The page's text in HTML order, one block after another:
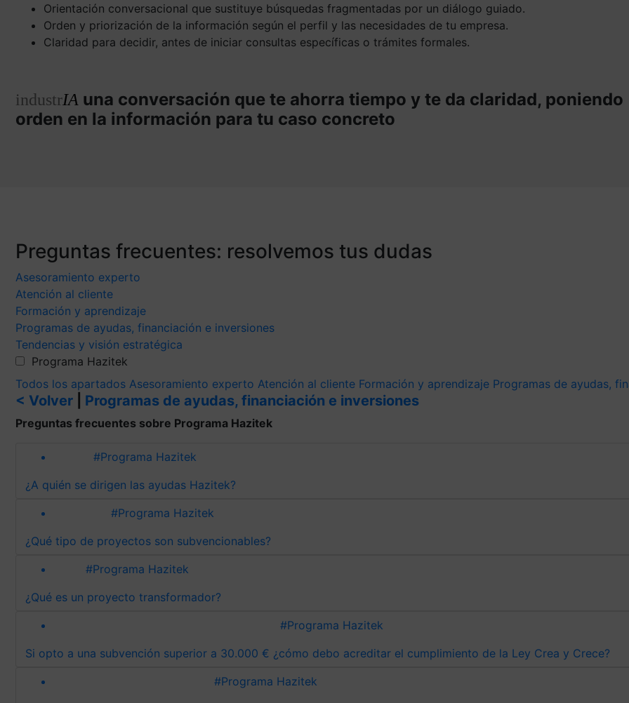
Orientación conversacional que sustituye búsquedas fragmentadas por un diálogo guiado.
Orden y priorización de la información según el perfil y las necesidades de tu empresa.
Claridad para decidir, antes de iniciar consultas específicas o trámites formales.
industrIA una conversación que te ahorra tiempo y te da claridad, poniendo
orden en la información para tu caso concreto
Preguntas frecuentes: resolvemos tus dudas
Asesoramiento experto
Atención al cliente
Formación y aprendizaje
Programas de ayudas, financiación e inversiones
Tendencias y visión estratégica
Programa Hazitek
Todos los apartados Asesoramiento experto Atención al cliente Formación y aprendizaje Programas de ayudas,
< Volver Programas de ayudas, financiación e inversiones
Preguntas frecuentes sobre Programa Hazitek
#Programa Hazitek
¿A quién se dirigen las ayudas Hazitek?
#Programa Hazitek
¿Qué tipo de proyectos son subvencionables?
#Programa Hazitek
¿Qué es un proyecto transformador?
#Programa Hazitek
Si opto a una subvención superior a 30.000 € ¿cómo debo acreditar el cumplimiento de la Ley Crea y Crece?
#Programa Hazitek